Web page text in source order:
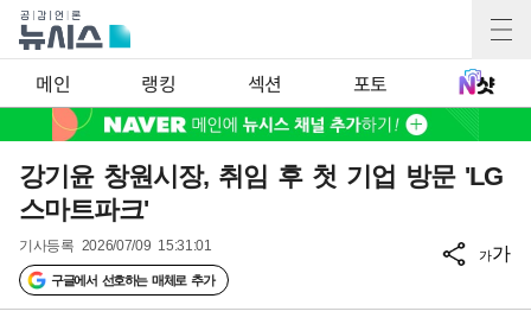
메인 랭킹 섹션 포토
강기윤 창원시장, 취임 후 첫 기업 방문 'LG
스마트파크'
기사등록 2026/07/09 15:31:01
구글에서 선호하는 매체로 추가
가가